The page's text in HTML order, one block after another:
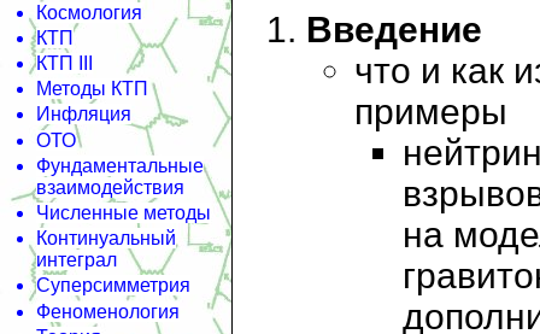
Космология
КТП
КТП III
Методы КТП
Инфляция
ОТО
Фундаментальные
взаимодействия
Численные методы
Континуальный
интеграл
Суперсимметрия
Феноменология
Введение
что и как
примеры
на